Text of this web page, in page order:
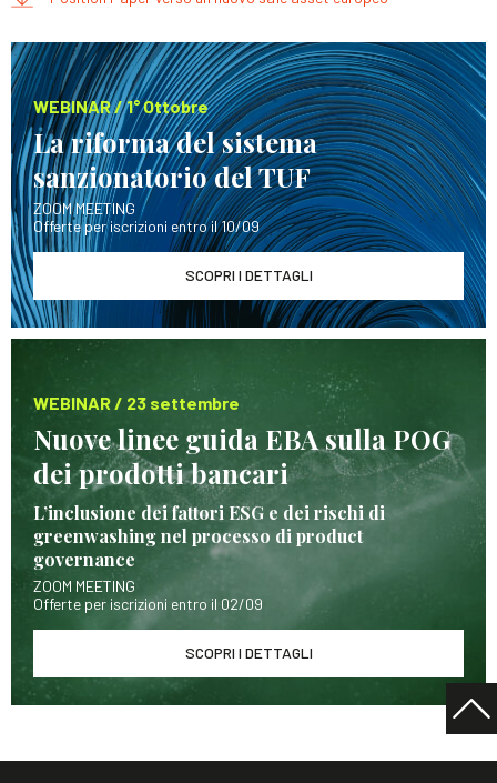
WEBINAR / 1° Ottobre
La riforma del sistema
sanzionatorio del TUF
ZOOM MEETING
Offerte per iscrizioni entro il 10/09
SCOPRI I DETTAGLI
WEBINAR / 23 settembre
Nuove linee guida EBA sulla POG
dei prodotti bancari
L’inclusione dei fattori ESG e dei rischi di
greenwashing nel processo di product
governance
ZOOM MEETING
Offerte per iscrizioni entro il 02/09
SCOPRI I DETTAGLI